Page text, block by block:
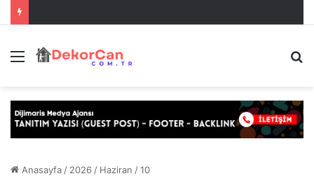
Menü
...
Anasayfa / 2026 / Haziran /10